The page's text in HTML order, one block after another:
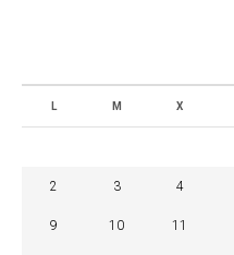
L M X
2 3 4
9 10 11